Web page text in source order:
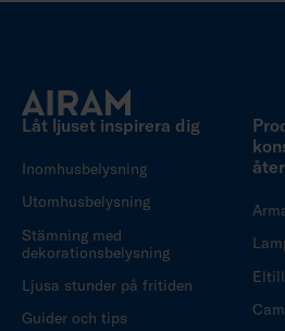
Låt ljuset inspirera dig
Inomhusbelysning
Utomhusbelysning
Stämning med
dekorationsbelysning
Ljusa stunder på fritiden
Guider och tips